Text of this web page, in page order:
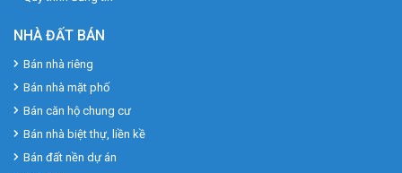
NHÀ ĐẤT BÁN
Bán nhà riêng
Bán nhà mặt phố
Bán căn hộ chung cư
Bán nhà biệt thự, liền kề
Bán đất nền dự án